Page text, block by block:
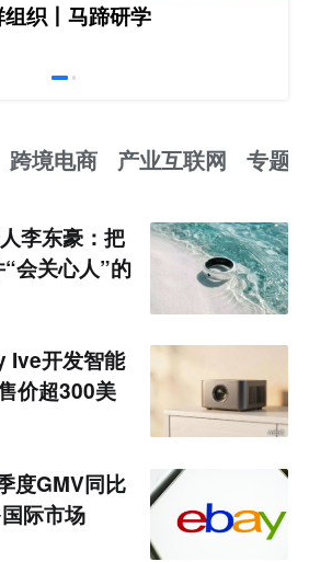
织丨马蹄研学
跨境电商 产业互联网 专题
李东豪：把
会关心人”的
Ive开发智能
价超300美
度GMV同比
际市场